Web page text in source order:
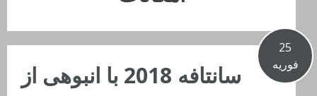
25
فوریه
سانتافه 2018 با انبوهی از